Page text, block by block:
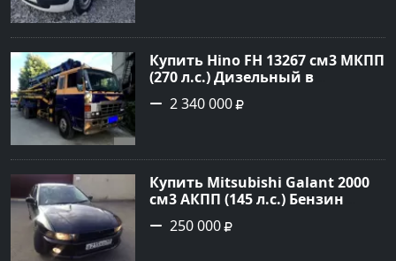
Авторынок23
Купить Hino FH 13267 см3 МКПП
(270 л.с.) Дизельный в
г.Краснодар: цвет Синий
Грузовые шасси 1992 года по
Авторынок23
2 340 000
Купить Mitsubishi Galant 2000
см3 АКПП (145 л.с.) Бензин
инжектор в Краснодар: цвет
черный Седан 2000 года по
250 000